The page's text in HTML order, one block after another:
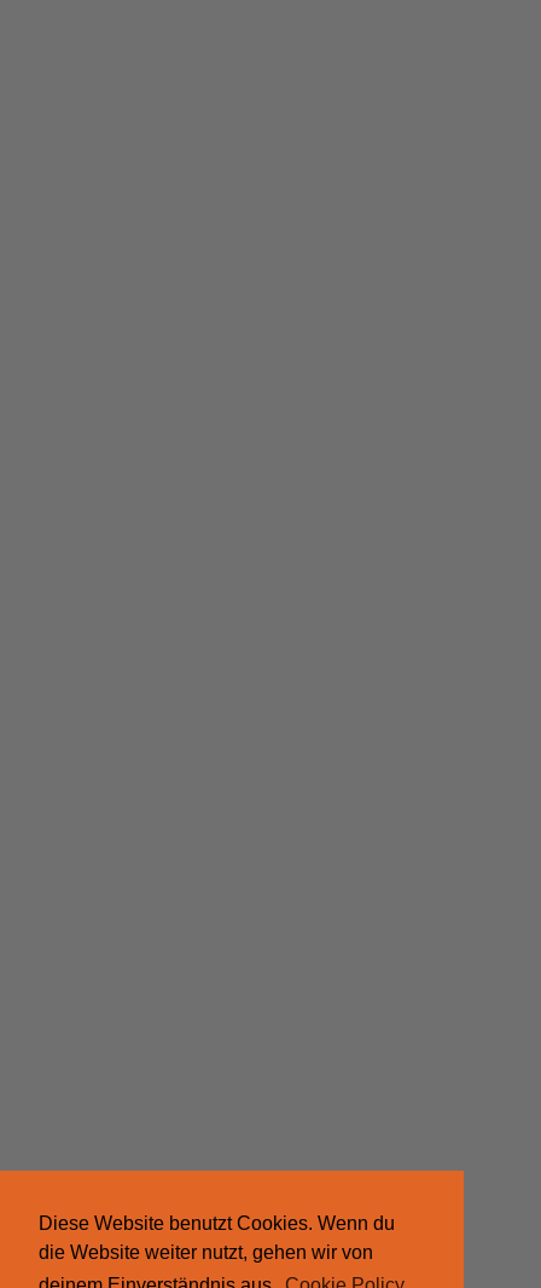
Diese Website benutzt Cookies. Wenn du
die Website weiter nutzt, gehen wir von